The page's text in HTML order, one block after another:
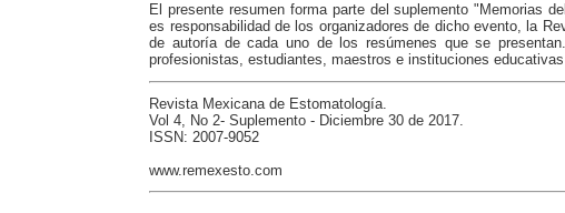
El presente resumen forma parte del suplemento "Memorias
es responsabilidad de los organizadores de dicho evento, la
de autoría de cada uno de los resúmenes que se
profesionistas, estudiantes, maestros e instituciones
Revista Mexicana de Estomatología.
Vol 4, No 2- Suplemento - Diciembre 30 de 2017.
ISSN: 2007-9052
www.remexesto.com